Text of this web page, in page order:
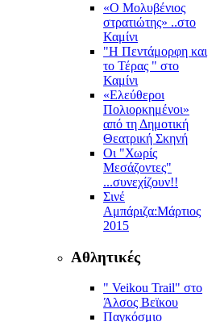
«Ο Μολυβένιος
στρατιώτης» ..στο
Καμίνι
"Η Πεντάμορφη και
το Τέρας " στο
Καμίνι
«Ελεύθεροι
Πολιορκημένοι»
από τη Δημοτική
Θεατρική Σκηνή
Οι "Χωρίς
Μεσάζοντες"
...συνεχίζουν!!
Σινέ
Αμπάριζα:Mάρτιος
2015
Αθλητικές
" Veikou Trail" στο
Άλσος Βεϊκου
Παγκόσμιο